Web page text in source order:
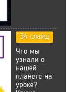
34 слайд
Что мы
узнали о
нашей
планете на
уроке?